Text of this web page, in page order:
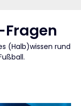
(Halb)wissen rund